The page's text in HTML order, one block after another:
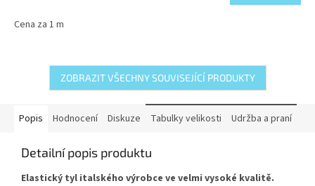
Cena za 1 m
ZOBRAZIT VŠECHNY SOUVISEJÍCÍ PRODUKTY
Popis Hodnocení Diskuze Tabulky velikosti Udržba a praní
Detailní popis produktu
Elastický tyl italského výrobce ve velmi vysoké kvalitě.